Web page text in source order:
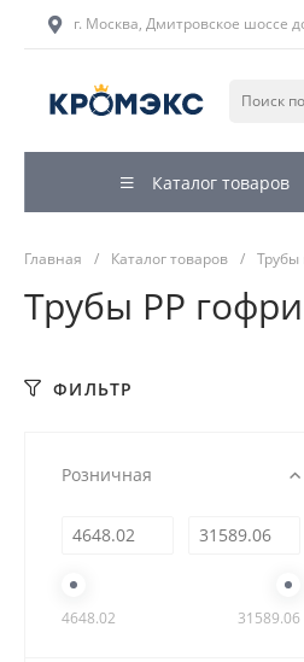
г. Москва, Дмитровское шоссе
Каталог товаров
Главная / Каталог товаров /
Трубы PP
ФИЛЬТР
Розничная
4648.02 31589.06